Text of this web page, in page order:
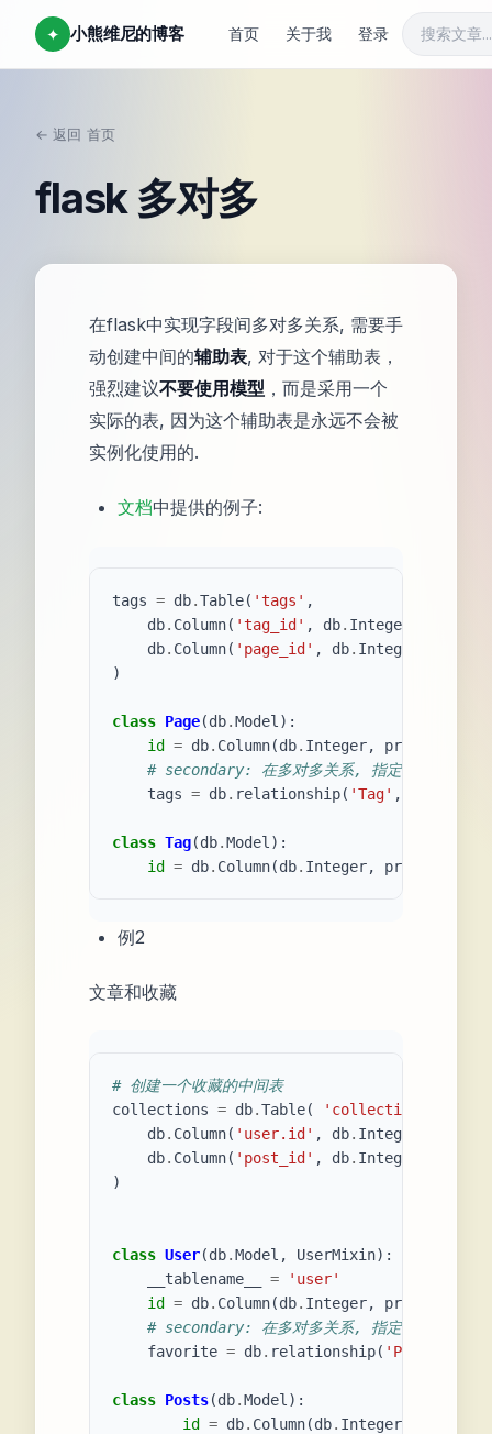
✦ 小熊维尼的博客 首页 关于我 登录
← 返回 首页
flask 多对多
在flask中实现字段间多对多关系, 需要手
动创建中间的辅助表, 对于这个辅助表，
强烈建议不要使用模型 ，而是采用一个
实际的表, 因为这个辅助表是永远不会被
实例化使用的.
文档中提供的例子:
tags = db.Table( 'tags' ,
db. Column( 'tag_id' , db. Integer
db. Column( 'page_id' , db. Integer
)
class Page(db.Model ):
id
= db. Column(db. Integer, primary_key
# secondary: 在多对多关系, 指定关联表的名
tags = db. relationship( 'Tag' ,
class Tag(db.Model ):
id
= db. Column(db. Integer, primary_key
例2
文章和收藏
# 创建一个收藏的中间表
collections = db.Table( 'collections'
db. Column( 'user.id' , db. Integer
db. Column( 'post_id' , db. Integer
)
class User(db.Model , UserMixin):
__tablename__
=
'user'
id
= db. Column(db. Integer, primary_key
# secondary: 在多对多关系, 指定关联表的名
favorite = db. relationship( 'Posts'
class Posts(db.Model ):
id
= db. Column(db. Integer